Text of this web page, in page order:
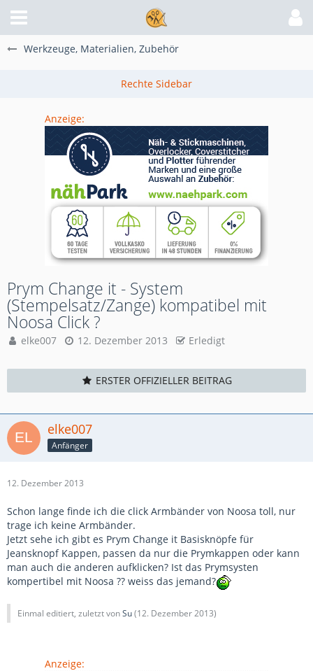
Werkzeuge, Materialien, Zubehör
Anzeige:
Prym Change it - System
(Stempelsatz/Zange) kompatibel mit
Noosa Click ?
elke007 12. Dezember 2013 Erledigt
ERSTER OFFIZIELLER BEITRAG
elke007
Anfänger
12. Dezember 2013
Schon lange finde ich die click Armbänder von Noosa toll, nur
trage ich keine Armbänder.
Jetzt sehe ich gibt es Prym Change it Basisknöpfe für
Jeansknopf Kappen, passen da nur die Prymkappen oder kann
man auch die anderen aufklicken? Ist das Prymsysten
kompertibel mit Noosa ?? weiss das jemand?
Einmal editiert, zuletzt vonSu(12. Dezember 2013)
Anzeige: